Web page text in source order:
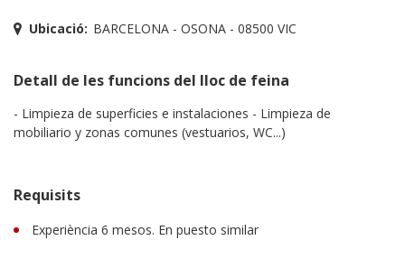
Ubicació: BARCELONA - OSONA - 08500 VIC
Detall de les funcions del lloc de feina
- Limpieza de superficies e instalaciones - Limpieza de
mobiliario y zonas comunes (vestuarios, WC...)
Requisits
Experiència 6 mesos. En puesto similar